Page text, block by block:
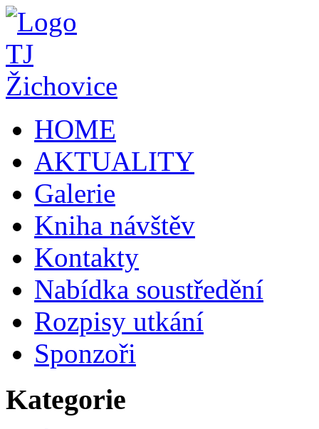
HOME
AKTUALITY
Galerie
Kniha návštěv
Kontakty
Nabídka soustředění
Rozpisy utkání
Sponzoři
Kategorie